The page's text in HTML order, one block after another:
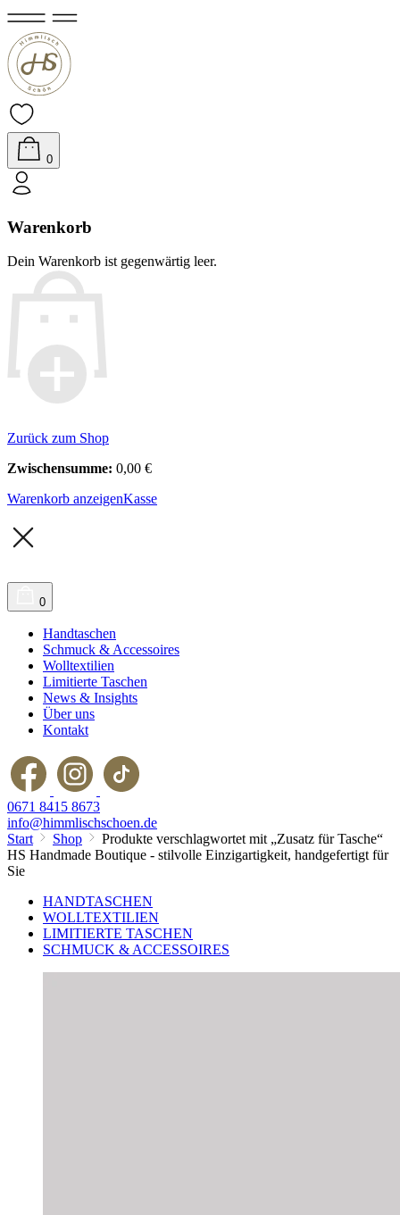
0
Warenkorb
Dein Warenkorb ist gegenwärtig leer.
Zurück zum Shop
Zwischensumme: 0,00 €
Warenkorb anzeigenKasse
0
Handtaschen
Schmuck & Accessoires
Wolltextilien
Limitierte Taschen
News & Insights
Über uns
Kontakt
0671 8415 8673
info@himmlischschoen.de
Start
Shop
Produkte verschlagwortet mit „Zusatz für Tasche“
HS Handmade Boutique - stilvolle Einzigartigkeit, handgefertigt für
Sie
HANDTASCHEN
WOLLTEXTILIEN
LIMITIERTE TASCHEN
SCHMUCK & ACCESSOIRES